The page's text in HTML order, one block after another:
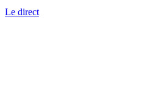
Le direct